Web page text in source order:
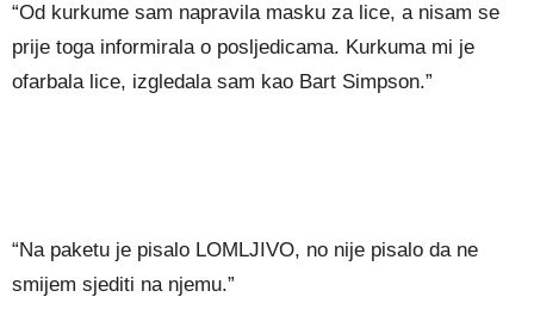
“Od kurkume sam napravila masku za lice, a nisam se
prije toga informirala o posljedicama. Kurkuma mi je
ofarbala lice, izgledala sam kao Bart Simpson.”
“Na paketu je pisalo LOMLJIVO, no nije pisalo da ne
smijem sjediti na njemu.”